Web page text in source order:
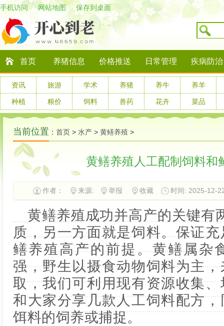
手机访问 网站地图 保存到桌面
首页 养猪信息 价格推送 日常管理 疾病防治
资讯 旅游 学术 养猪 养牛 养羊
种植 粮价 饲料 兽药 花卉 菜品
当前位置 ： 首页 > 水产 > 黄鳝养殖 >
黄鳝养殖人工配制饲料和
作者： 来源: 举报 收藏 时间: 2025-12-
黄鳝养殖成功并高产的关键有
质，另一方面就是饲料。保证
鳝养殖高产的前提。黄鳝属杂
强，野生以摄食动物饲料为主
取，我们可利用现有资源收集
和大家分享几款人工饲料配方
饵料的饲养或捕捉。